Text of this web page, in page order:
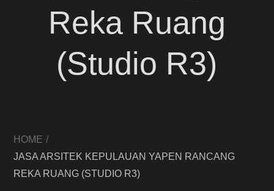
Reka Ruang
(Studio R3)
HOME
JASA ARSITEK KEPULAUAN YAPEN RANCANG
REKA RUANG (STUDIO R3)